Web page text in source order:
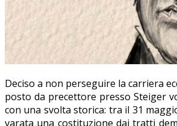
Deciso a non perseguire la carriera
posto da precettore presso Steiger
con una svolta storica: tra il 31
varata una costituzione dai tratti